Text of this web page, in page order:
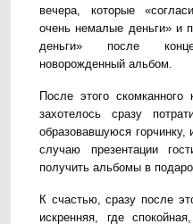
вечера, которые
очень немалые деньги» и
деньги» после
новорожденный альбом.
После этого скомканного
захотелось сразу
образовавшуюся
случаю презентации
получить альбомы в
К счастью, сразу после
искренняя, где